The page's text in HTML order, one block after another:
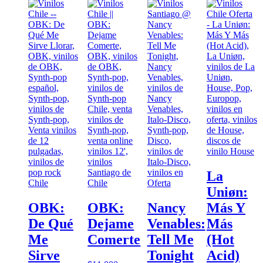
OBK:
De Qué
Me
Sirve
OBK:
Dejame
Comerte
Nancy
Venables:
Tell Me
Tonight
La
Uniøn:
Más Y
Más
(Hot
Acid)